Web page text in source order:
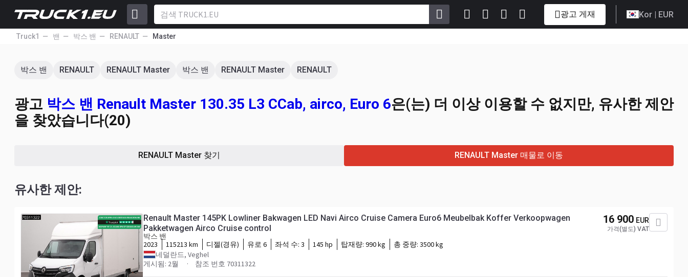
광고 게재 Kor | EUR
Truck1 밴 박스 밴 RENAULT Master
박스 밴 RENAULT RENAULT Master 박스 밴 RENAULT Master RENAULT
광고 박스 밴 Renault Master 130.35 L3 CCab, airco, Euro 6은(는) 더 이상 이용할 수 없지만, 유사한 제안
을 찾았습니다(20)
RENAULT Master 찾기 RENAULT Master 매물로 이동
유사한 제안:
Renault Master 145PK Lowliner Bakwagen LED Navi Airco Cruise Camera Euro6 Meubelbak Koffer Verkoopwagen
Pakketwagen Airco Cruise control
박스 밴
2023
115213 km 디젤(경유) 유로 6 좌석 수: 3 145 hp 탑재량: 990 kg 총 중량: 3500 kg
네덜란드, Veghel
게시됨: 2월
참조 번호 70311322
16 900 EUR
가격(별도) VAT